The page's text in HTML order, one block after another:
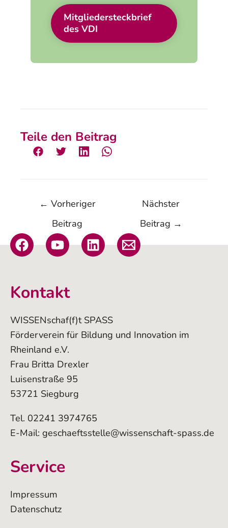
Mitgliedersteckbrief
des VDI
Teile den Beitrag
← Vorheriger
Beitrag
Nächster
Beitrag →
Kontakt
WISSENschaf(f)t SPASS
Förderverein für Bildung und Innovation im
Rheinland e.V.
Frau Britta Drexler
Luisenstraße 95
53721 Siegburg
Tel. 02241 3974765
E-Mail: geschaeftsstelle@wissenschaft-spass.de
Service
Impressum
Datenschutz